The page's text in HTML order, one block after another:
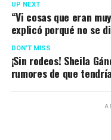
UP NEXT
“Vi cosas que eran
explicó porqué no se
DON'T MISS
¡Sin rodeos! Sheila
rumores de que